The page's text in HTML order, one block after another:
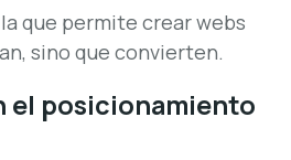
que permite crear webs
sino que convierten.
el posicionamiento